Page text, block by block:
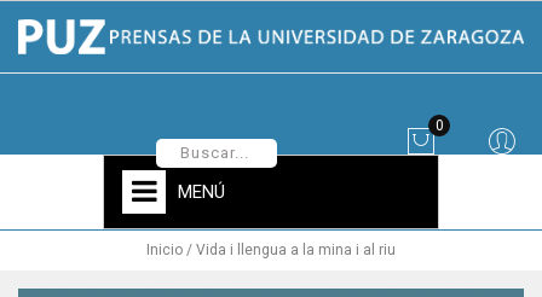
0
MENÚ
Inicio Vida i llengua a la mina i al riu